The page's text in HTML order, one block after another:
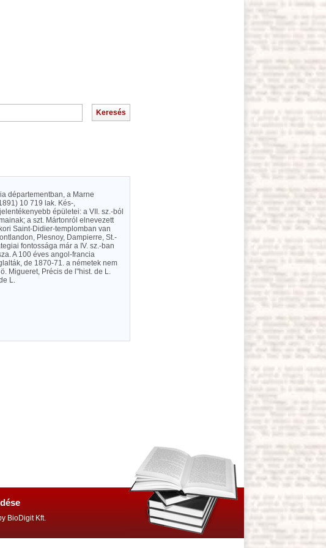
départementban, a Marne
10 719 lak. Kés-,
épületei: a VII. sz.-ból
a szt. Mártonról elnevezett
Saint-Didier-templomban van
Plesnoy, Dampierre, St.-
fontossága már a IV. sz.-ban
A 100 éves angol-francia
de 1870-71. a németek nem
Migueret, Précis de l"hist. de L.
L.
BioDigit Kft.